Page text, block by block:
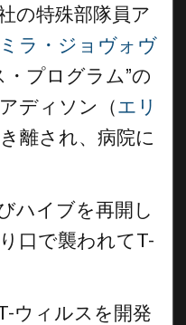
の特殊部隊員ア
ミラ・ジョヴォヴ
・プログラム”の
ディソン（エリ
離され、病院に
ハイブを再開し
口で襲われてT-
ウィルスを開発